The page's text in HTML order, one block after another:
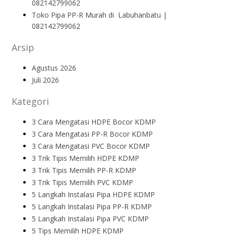
082142799062
Toko Pipa PP-R Murah di Labuhanbatu |
082142799062
Arsip
Agustus 2026
Juli 2026
Kategori
3 Cara Mengatasi HDPE Bocor KDMP
3 Cara Mengatasi PP-R Bocor KDMP
3 Cara Mengatasi PVC Bocor KDMP
3 Trik Tipis Memilih HDPE KDMP
3 Trik Tipis Memilih PP-R KDMP
3 Trik Tipis Memilih PVC KDMP
5 Langkah Instalasi Pipa HDPE KDMP
5 Langkah Instalasi Pipa PP-R KDMP
5 Langkah Instalasi Pipa PVC KDMP
5 Tips Memilih HDPE KDMP